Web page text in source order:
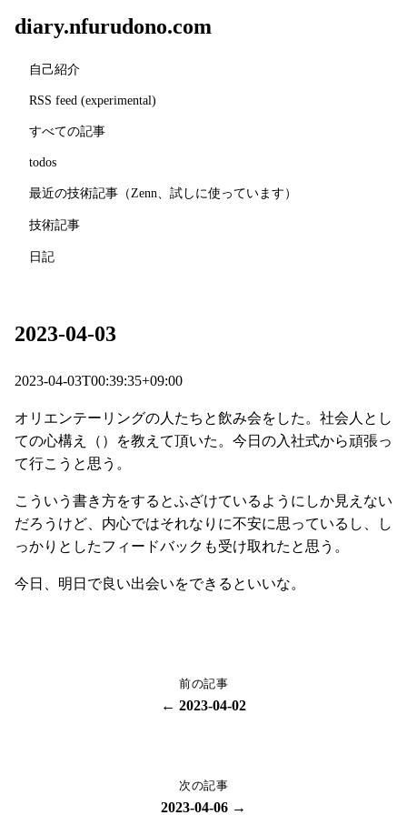
diary.nfurudono.com
自己紹介
RSS feed (experimental)
すべての記事
todos
最近の技術記事（Zenn、試しに使っています）
技術記事
日記
2023-04-03
2023-04-03T00:39:35+09:00
オリエンテーリングの人たちと飲み会をした。社会人とし
ての心構え（）を教えて頂いた。今日の入社式から頑張っ
て行こうと思う。
こういう書き方をするとふざけているようにしか見えない
だろうけど、内心ではそれなりに不安に思っているし、し
っかりとしたフィードバックも受け取れたと思う。
今日、明日で良い出会いをできるといいな。
前の記事
← 2023-04-02
次の記事
2023-04-06 →